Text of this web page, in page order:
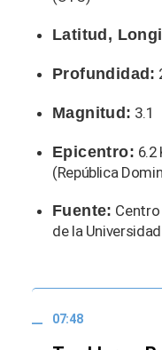
Latitud,
Profundidad:
Magnitud: 3.1
Epicentro: 6.2
(República
Fuente: Centro
de la
07:48